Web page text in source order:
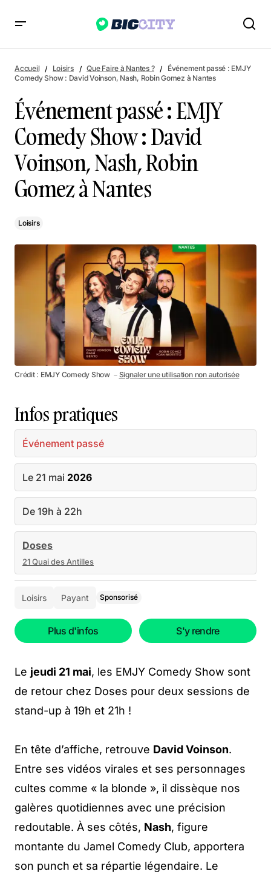
Nash, Robin Gomez à Nantes
Accueil Loisirs Que Faire à Nantes ?
Événement passé : EMJY
Comedy Show : David Voinson, Nash, Robin Gomez à Nantes
Événement passé : EMJY
Comedy Show : David
Voinson, Nash, Robin
Gomez à Nantes
Loisirs
Crédit : EMJY Comedy Show － Signaler une utilisation non autorisée
Infos pratiques
Événement passé
Le 21 mai 2026
De 19h à 22h
Doses
21 Quai des Antilles
Loisirs Payant Sponsorisé
Plus d'infos S'y rendre
Le jeudi 21 mai, les EMJY Comedy Show sont
de retour chez Doses pour deux sessions de
stand-up à 19h et 21h !
En tête d’affiche, retrouve David Voinson.
Entre ses vidéos virales et ses personnages
cultes comme « la blonde », il dissèque nos
galères quotidiennes avec une précision
redoutable. À ses côtés, Nash, figure
montante du Jamel Comedy Club, apportera
son punch et sa répartie légendaire. Le